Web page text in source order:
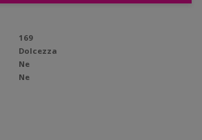
169
Dolcezza
Ne
Ne